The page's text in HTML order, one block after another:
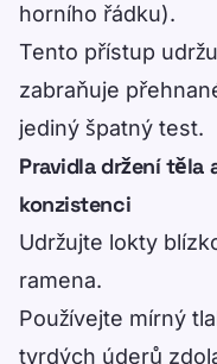
horního řádku).
Tento přístup
zabraňuje
jediný špatný test.
Pravidla držení těla
konzistenci
Udržujte lokty
ramena.
Používejte mírný
tvrdých úderů